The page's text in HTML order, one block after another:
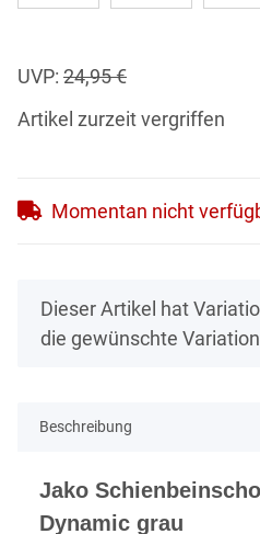
UVP: 24,95 €
Artikel zurzeit vergriffen
Momentan nicht
x
Dieser Artikel hat
die gewünschte
Beschreibung
Jako
Dynamic grau